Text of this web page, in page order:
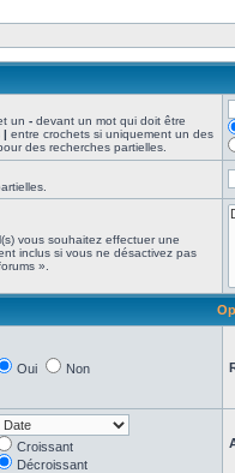
un - devant un mot qui doit être
| entre crochets si uniquement un des
des recherches partielles.
vous souhaitez effectuer une
inclus si vous ne désactivez pas
».
Oui Non
Croissant
Décroissant